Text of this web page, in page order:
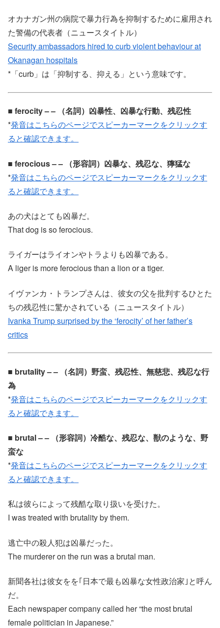
オカナガン州の病院で暴力行為を抑制するために雇用され
た警備の代表者（ニュースタイトル）
Security ambassadors hired to curb violent behaviour at
Okanagan hospitals
*「curb」は「抑制する、抑える」という意味です。
■ ferocity – – （名詞）凶暴性、凶暴な行動、残忍性
*発音はこちらのページでスピーカーマークをクリックす
ると確認できます。
■ ferocious – – （形容詞）凶暴な、残忍な、獰猛な
*発音はこちらのページでスピーカーマークをクリックす
ると確認できます。
あの犬はとても凶暴だ。
That dog is so ferocious.
ライガーはライオンやトラよりも凶暴である。
A liger is more ferocious than a lion or a tiger.
イヴァンカ・トランプさんは、彼女の父を批判するひとた
ちの残忍性に驚かされている（ニュースタイトル）
Ivanka Trump surprised by the ‘ferocity’ of her father’s
critics
■ brutality – – （名詞）野蛮、残忍性、無慈悲、残忍な行
為
*発音はこちらのページでスピーカーマークをクリックす
ると確認できます。
■ brutal – – （形容詞）冷酷な、残忍な、獣のような、野
蛮な
*発音はこちらのページでスピーカーマークをクリックす
ると確認できます。
私は彼らによって残酷な取り扱いを受けた。
I was treated with brutality by them.
逃亡中の殺人犯は凶暴だった。
The murderer on the run was a brutal man.
新聞各社は彼女をを｢日本で最も凶暴な女性政治家｣と呼ん
だ。
Each newspaper company called her “the most brutal
female politician in Japanese.”